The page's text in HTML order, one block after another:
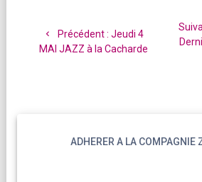
l’article
Précédent : Article
précédent
Jeudi 4
MAI JAZZ à la Cacharde
ADHERER A LA COMPAGNIE